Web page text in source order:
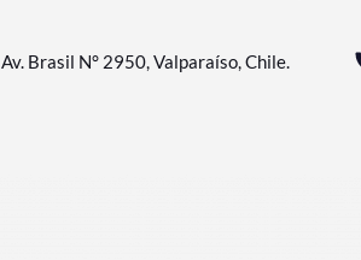
Av. Brasil N° 2950, Valparaíso, Chile.